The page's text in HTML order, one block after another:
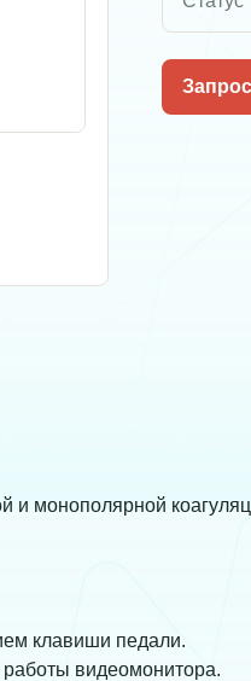
монополярной
клавиши педали.
видеомонитора.